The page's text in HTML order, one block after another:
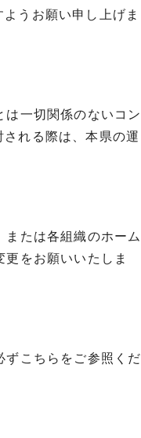
うお願い申し上げま
は一切関係のないコン
れる際は、本県の運
たは各組織のホーム
をお願いいたしま
ずこちらをご参照くだ